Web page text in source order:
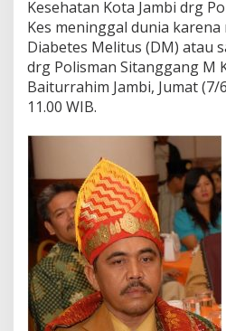
n
i
n
g
g
a
u
n
i
a
Kesehatan Kota Jambi drg
Kes meninggal dunia
Diabetes Melitus (DM) atau
drg Polisman Sitanggang M
Baiturrahim Jambi, Jumat
11.00 WIB.